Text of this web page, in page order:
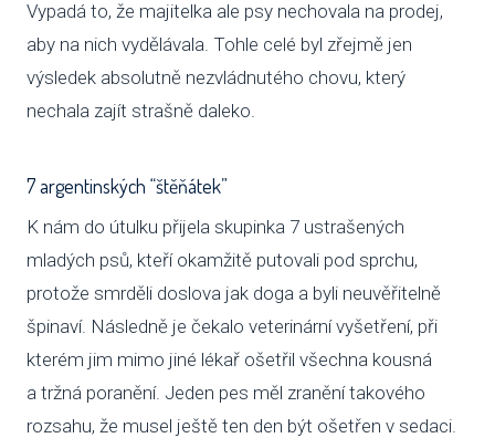
Vypadá to, že majitelka ale psy nechovala na prodej,
aby na nich vydělávala. Tohle celé byl zřejmě jen
výsledek absolutně nezvládnutého chovu, který
nechala zajít strašně daleko.
7 argentinských “štěňátek”
K nám do útulku přijela skupinka 7 ustrašených
mladých psů, kteří okamžitě putovali pod sprchu,
protože smrděli doslova jak doga a byli neuvěřitelně
špinaví. Následně je čekalo veterinární vyšetření, při
kterém jim mimo jiné lékař ošetřil všechna kousná
a tržná poranění. Jeden pes měl zranění takového
rozsahu, že musel ještě ten den být ošetřen v sedaci.